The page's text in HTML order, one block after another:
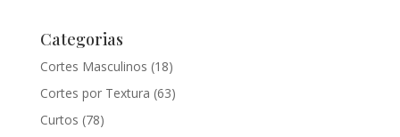
Categorias
Cortes Masculinos (18)
Cortes por Textura (63)
Curtos (78)